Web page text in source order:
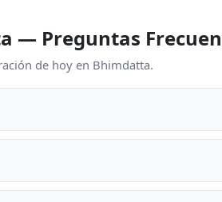
— Preguntas
de hoy en Bhimdatta.